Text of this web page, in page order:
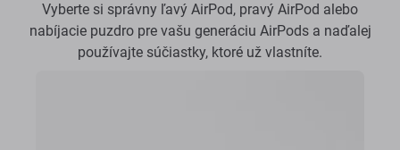
Vyberte si správny ľavý AirPod, pravý AirPod alebo
nabíjacie puzdro pre vašu generáciu AirPods a naďalej
používajte súčiastky, ktoré už vlastníte.